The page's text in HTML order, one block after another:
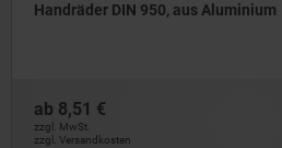
Handräder DIN 950, aus Aluminium
ab 8,51 €
zzgl. MwSt.
zzgl. Versandkosten